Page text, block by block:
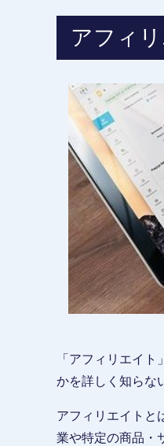
アフィ
「アフィリエイ
かを詳しく知らな
アフィリエイトと
業や特定の商品・